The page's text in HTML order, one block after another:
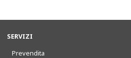
SERVIZI
Prevendita